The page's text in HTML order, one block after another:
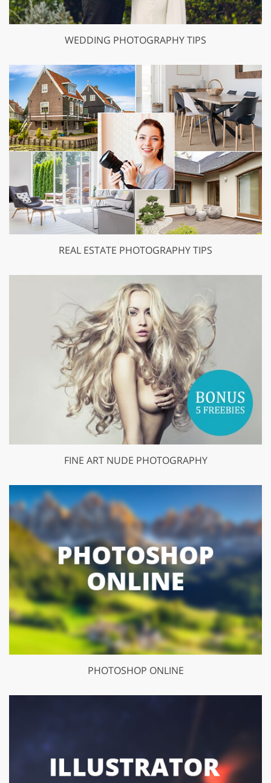
WEDDING PHOTOGRAPHY TIPS
REAL ESTATE PHOTOGRAPHY TIPS
FINE ART NUDE PHOTOGRAPHY
PHOTOSHOP ONLINE